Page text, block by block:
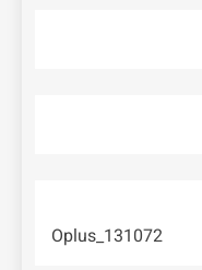
Oplus_131072